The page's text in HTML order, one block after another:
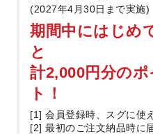
(2027年4月30日まで実施)
期間中にはじめ
と
計2,000円分の
ト！
[1] 会員登録時、スグに使
[2] 最初のご注文納品時に